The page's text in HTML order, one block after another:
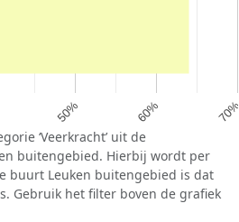
50% 60% 70%
‘Veerkracht’ uit de
buitengebied. Hierbij wordt per
buurt Leuken buitengebied is dat
Gebruik het filter boven de grafiek